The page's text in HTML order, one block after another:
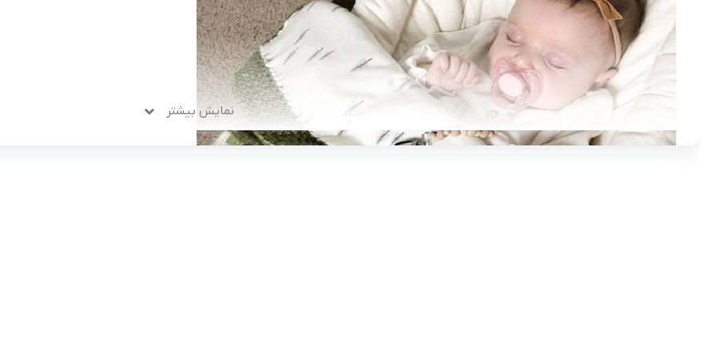
نمایش بیشتر